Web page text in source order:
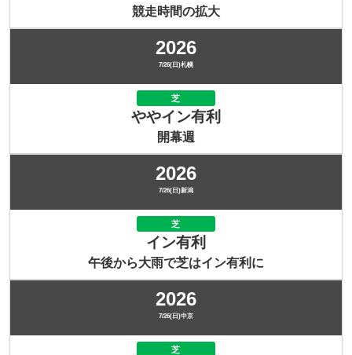
競走時間の拡大
2026
7/26(日)札幌
芝
ややイン有利
開幕週
2026
7/26(日)新潟
芝
イン有利
午後から大雨で芝はイン有利に
2026
7/26(日)中京
芝